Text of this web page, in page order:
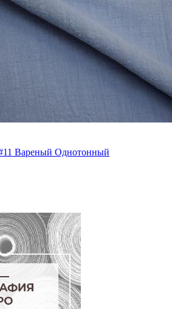
Вареный Однотонный